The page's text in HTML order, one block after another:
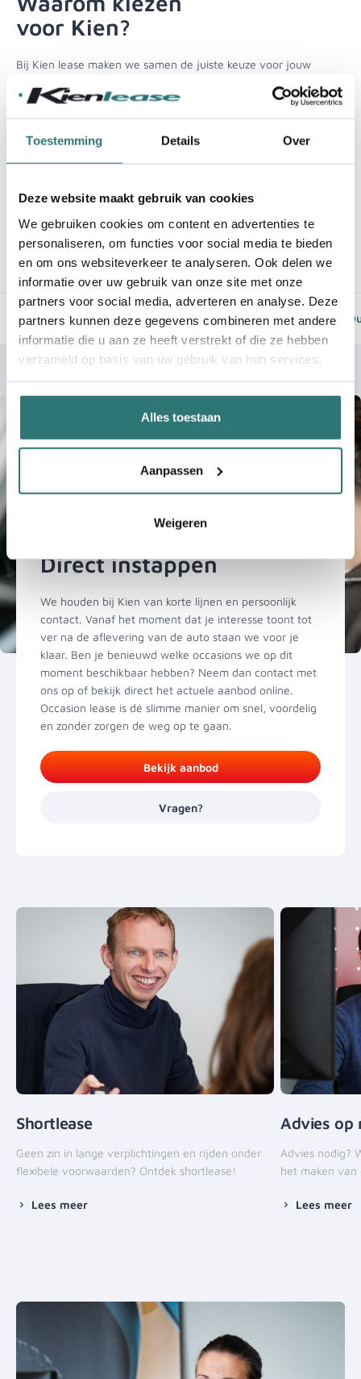
Toestemming Details Over
Deze website maakt gebruik van cookies
We gebruiken cookies om content en advertenties te
personaliseren, om functies voor social media te bieden
en om ons websiteverkeer te analyseren. Ook delen we
informatie over uw gebruik van onze site met onze
partners voor social media, adverteren en analyse. Deze
partners kunnen deze gegevens combineren met andere
informatie die u aan ze heeft verstrekt of die ze hebben
verzameld op basis van uw gebruik van hun services.
Alles toestaan
Aanpassen
Weigeren
voor Kien?
Bij Kien lease maken we samen de juiste keuze voor jouw
uitgebreide aanbod aan opties omvat alles, van compacte
stadsauto’s tot ruime zeven persoons auto. Kien al 25 jaar
Driven By You. Voor de liefhebber, door de liefhebber.
Bekijk alle reviews
Nu direct rijden Geenvaste looptijd
Direct instappen
We houden bij Kien van korte lijnen en persoonlijk
contact. Vanaf het moment dat je interesse toont tot
ver na de aflevering van de auto staan we voor je
klaar. Ben je benieuwd welke occasions we op dit
moment beschikbaar hebben? Neem dan contact met
ons op of bekijk direct het actuele aanbod online.
Occasion lease is dé slimme manier om snel, voordelig
en zonder zorgen de weg op te gaan.
Bekijk aanbod
Vragen?
Shortlease
Geen zin in lange verplichtingen en rijden onder
flexibele voorwaarden? Ontdek shortlease!
Lees meer
Advies op
Advies nodig?
het maken van
Lees meer